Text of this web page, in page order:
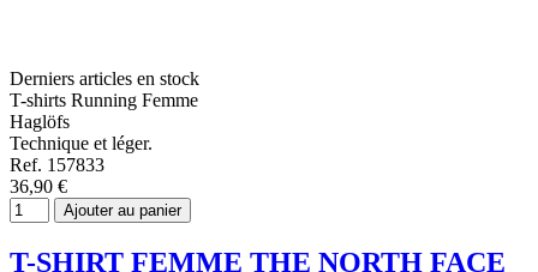
Derniers articles en stock
T-shirts Running Femme
Haglöfs
Technique et léger.
Ref. 157833
36,90 €
Ajouter au panier
T-SHIRT FEMME THE NORTH FACE